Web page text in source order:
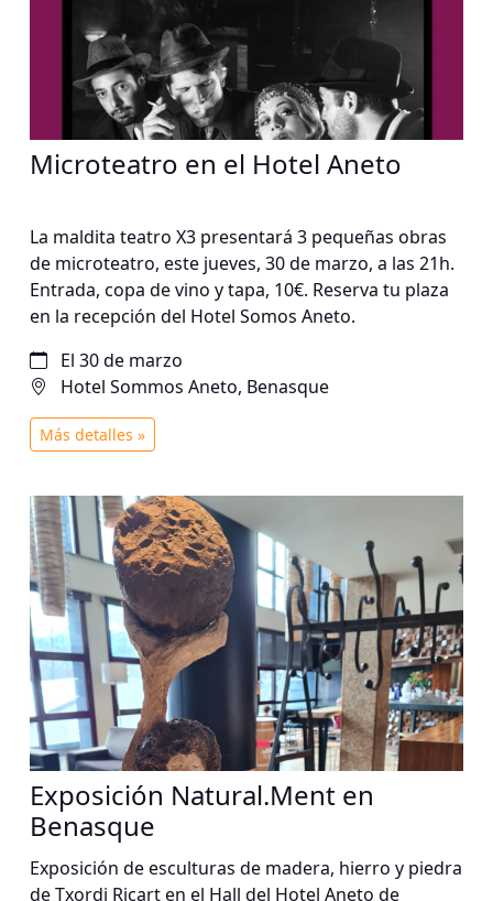
Microteatro en el Hotel Aneto
La maldita teatro X3 presentará 3 pequeñas obras
de microteatro, este jueves, 30 de marzo, a las 21h.
Entrada, copa de vino y tapa, 10€. Reserva tu plaza
en la recepción del Hotel Somos Aneto.
El 30 de marzo
Hotel Sommos Aneto, Benasque
Más detalles »
Exposición Natural.Ment en
Benasque
Exposición de esculturas de madera, hierro y piedra
de Txordi Ricart en el Hall del Hotel Aneto de